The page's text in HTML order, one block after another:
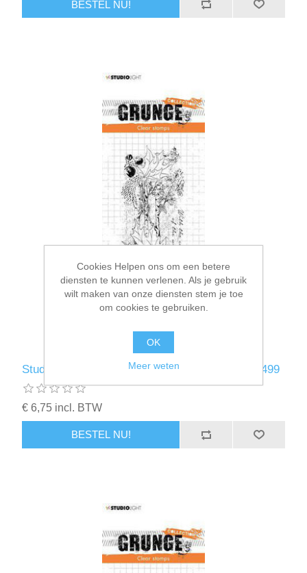
BESTEL NU!
Studio Light Clear Stamp Grunge Collection nr.499
€ 6,75 incl. BTW
BESTEL NU!
Cookies Helpen ons om een betere
diensten te kunnen verlenen. Als je gebruik
wilt maken van onze diensten stem je toe
om cookies te gebruiken.
OK
Meer weten